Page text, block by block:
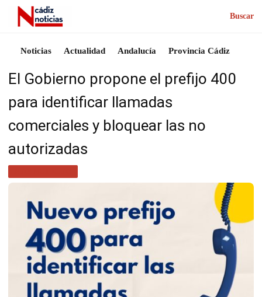
Buscar
Noticias Actualidad Andalucía Provincia Cádiz
El Gobierno propone el prefijo 400
para identificar llamadas
comerciales y bloquear las no
autorizadas